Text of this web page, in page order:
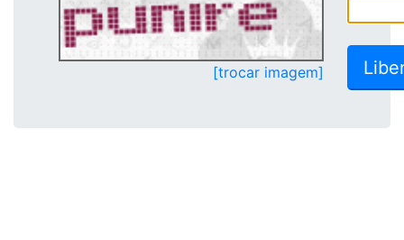
[trocar imagem]